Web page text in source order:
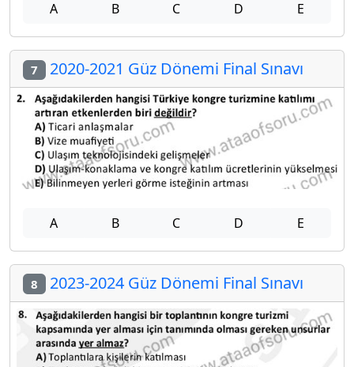
A B C D E
7 2020-2021 Güz Dönemi Final Sınavı
A B C D E
8 2023-2024 Güz Dönemi Final Sınavı